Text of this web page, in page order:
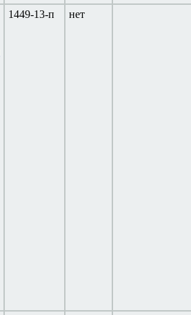
1449-13-п нет